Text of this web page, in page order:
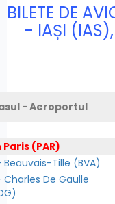
BILETE DE
- IAȘI
- Aeroportul
(PAR)
Tille (BVA)
De Gaulle